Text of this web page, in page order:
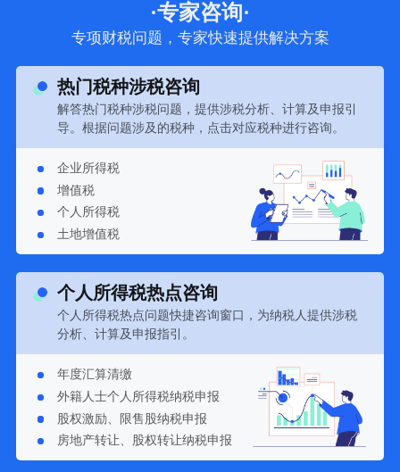
·专家咨询·
专项财税问题，专家快速提供解决方案
热门税种涉税咨询
解答热门税种涉税问题，提供涉税分析、计算及申报引
导。根据问题涉及的税种，点击对应税种进行咨询。
企业所得税
增值税
个人所得税
土地增值税
个人所得税热点咨询
个人所得税热点问题快捷咨询窗口，为纳税人提供涉税
分析、计算及申报指引。
年度汇算清缴
外籍人士个人所得税纳税申报
股权激励、限售股纳税申报
房地产转让、股权转让纳税申报